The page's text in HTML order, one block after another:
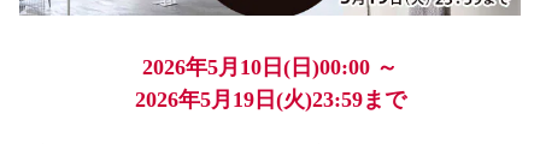
2026年5月10日(日)00:00 ～
2026年5月19日(火)23:59まで